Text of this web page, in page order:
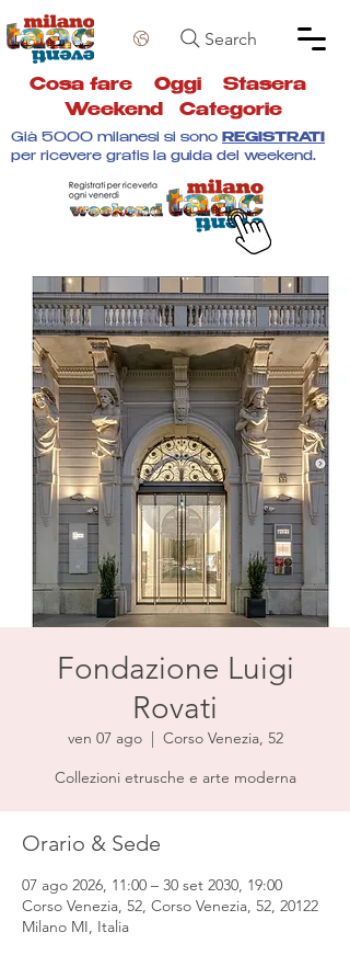
Search
Cosa fare Oggi Stasera
Weekend
Categorie
Già 5000 milanesi si sono REGISTRATI
per ricevere gratis la guida del weekend.
Fondazione Luigi
Rovati
ven 07 ago
  |
Corso Venezia, 52
Collezioni etrusche e arte moderna
Orario & Sede
07 ago 2026, 11:00 – 30 set 2030, 19:00
Corso Venezia, 52, Corso Venezia, 52, 20122
Milano MI, Italia